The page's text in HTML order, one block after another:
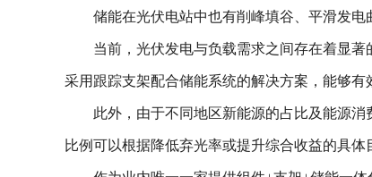
储能在光伏电站中也有削峰填谷、平滑发
当前，光伏发电与负载需求之间存在着显
采用跟踪支架配合储能系统的解决方案，能够
此外，由于不同地区新能源的占比及能源
比例可以根据降低弃光率或提升综合收益的具